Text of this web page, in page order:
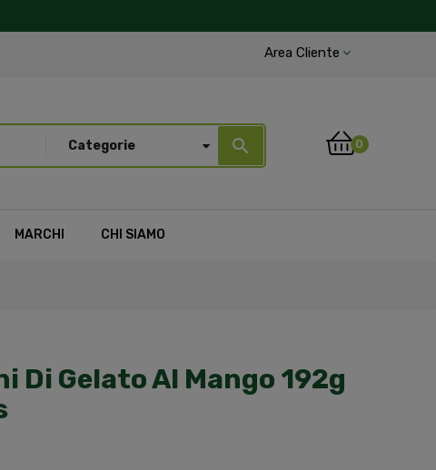
Area Cliente
Categorie search 0
MARCHI CHI SIAMO
Di Gelato Al Mango 192g